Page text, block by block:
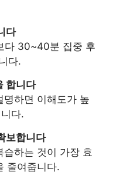
다
다 30~40분 집중 후
다.
합니다
명하면 이해도가 높
다.
보합니다
하는 것이 가장 효
줄여줍니다.